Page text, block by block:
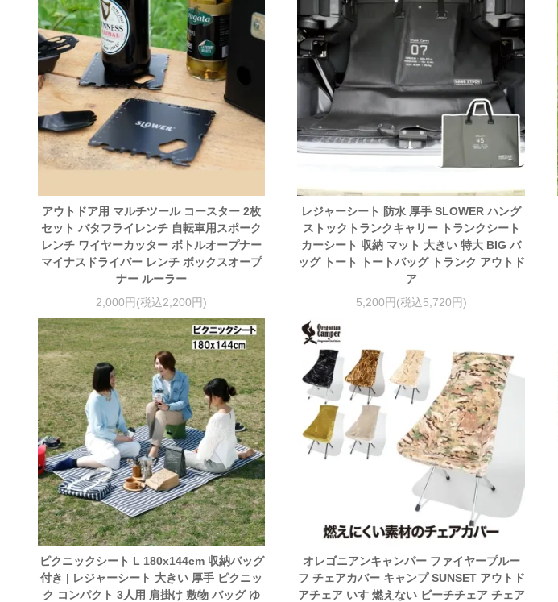
アウトドア用 マルチツール コースター 2枚
セット バタフライレンチ 自転車用スポーク
レンチ ワイヤーカッター ボトルオープナー
マイナスドライバー レンチ ボックスオープ
ナー ルーラー
2,000円(税込2,200円)
レジャーシート 防水 厚手 SLOWER ハング
ストックトランクキャリー トランクシート
カーシート 収納 マット 大きい 特大 BIG バ
ッグ トート トートバッグ トランク アウトド
ア
5,200円(税込5,720円)
ピクニックシート L 180x144cm 収納バッグ
付き | レジャーシート 大きい 厚手 ピクニッ
ク コンパクト 3人用 肩掛け 敷物 バッグ ゆ
オレゴニアンキャンパー ファイヤープルー
フ チェアカバー キャンプ SUNSET アウトド
アチェア いす 燃えない ビーチチェア チェア